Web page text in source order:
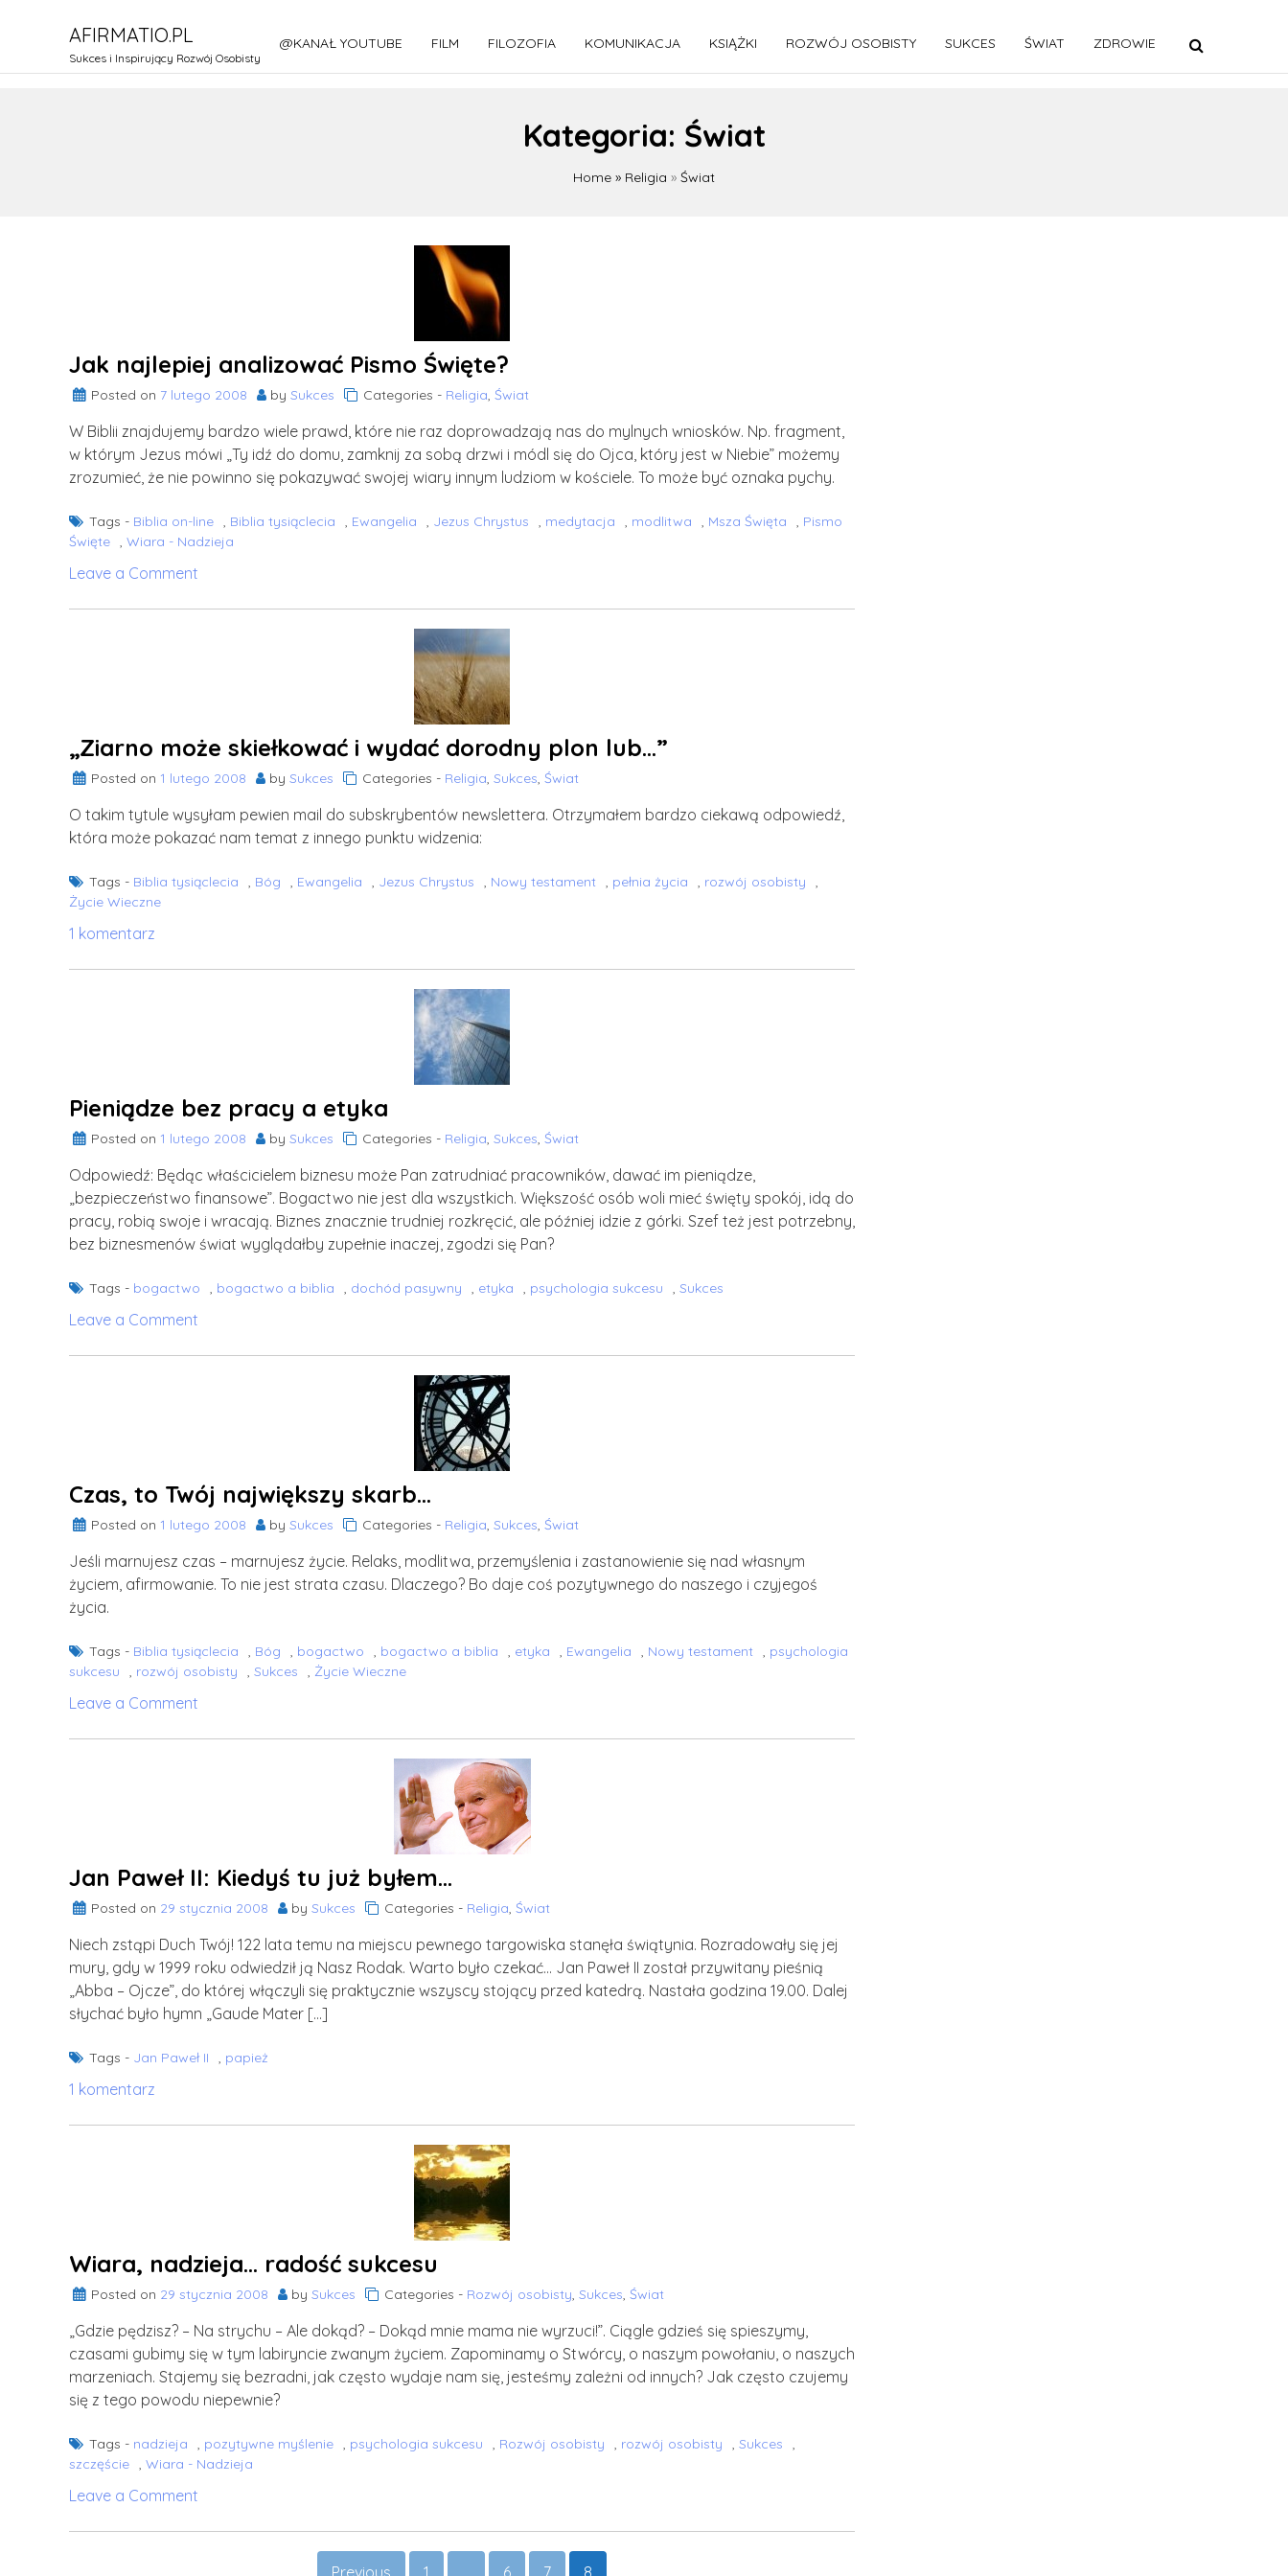
AFIRMATIO.PL
Sukces i Inspirujący Rozwój Osobisty
@KANAŁ YOUTUBE FILM FILOZOFIA KOMUNIKACJA KSIĄŻKI ROZWÓJ OSOBISTY SUKCES ŚWIAT ZDROWIE
Kategoria: Świat
Home » Religia » Świat
Jak najlepiej analizować Pismo Święte?
Posted on 7 lutego 2008 by Sukces Categories - Religia, Świat
W Biblii znajdujemy bardzo wiele prawd, które nie raz doprowadzają nas do mylnych wniosków. Np. fragment,
w którym Jezus mówi „Ty idź do domu, zamknij za sobą drzwi i módl się do Ojca, który jest w Niebie” możemy
zrozumieć, że nie powinno się pokazywać swojej wiary innym ludziom w kościele. To może być oznaka pychy.
Tags - Biblia on-line , Biblia tysiąclecia , Ewangelia , Jezus Chrystus , medytacja , modlitwa , Msza Święta , Pismo
Święte , Wiara - Nadzieja
Leave a Comment
„Ziarno może skiełkować i wydać dorodny plon lub…”
Posted on 1 lutego 2008 by Sukces Categories - Religia, Sukces, Świat
O takim tytule wysyłam pewien mail do subskrybentów newslettera. Otrzymałem bardzo ciekawą odpowiedź,
która może pokazać nam temat z innego punktu widzenia:
Tags - Biblia tysiąclecia , Bóg , Ewangelia , Jezus Chrystus , Nowy testament , pełnia życia , rozwój osobisty
,
Życie Wieczne
1 komentarz
lub…”
Pieniądze bez pracy a etyka
Posted on 1 lutego 2008 by Sukces Categories - Religia, Sukces, Świat
Odpowiedź: Będąc właścicielem biznesu może Pan zatrudniać pracowników, dawać im pieniądze,
„bezpieczeństwo finansowe”. Bogactwo nie jest dla wszystkich. Większość osób woli mieć święty spokój, idą do
pracy, robią swoje i wracają. Biznes znacznie trudniej rozkręcić, ale później idzie z górki. Szef też jest potrzebny,
bez biznesmenów świat wyglądałby zupełnie inaczej, zgodzi się Pan?
Tags - bogactwo , bogactwo a biblia , dochód pasywny , etyka , psychologia sukcesu , Sukces
Leave a Comment
Czas, to Twój największy skarb…
Posted on 1 lutego 2008 by Sukces Categories - Religia, Sukces, Świat
Jeśli marnujesz czas – marnujesz życie. Relaks, modlitwa, przemyślenia i zastanowienie się nad własnym
życiem, afirmowanie. To nie jest strata czasu. Dlaczego? Bo daje coś pozytywnego do naszego i czyjegoś
życia.
Tags - Biblia tysiąclecia , Bóg , bogactwo , bogactwo a biblia , etyka , Ewangelia , Nowy testament , psychologia
sukcesu
, rozwój osobisty , Sukces , Życie Wieczne
Leave a Comment
Jan Paweł II: Kiedyś tu już byłem…
Posted on 29 stycznia 2008 by Sukces Categories - Religia, Świat
Niech zstąpi Duch Twój! 122 lata temu na miejscu pewnego targowiska stanęła świątynia. Rozradowały się jej
mury, gdy w 1999 roku odwiedził ją Nasz Rodak. Warto było czekać… Jan Paweł II został przywitany pieśnią
„Abba – Ojcze”, do której włączyli się praktycznie wszyscy stojący przed katedrą. Nastała godzina 19.00. Dalej
słychać było hymn „Gaude Mater […]
Tags - Jan Paweł II , papież
1 komentarz
Wiara, nadzieja… radość sukcesu
Posted on 29 stycznia 2008 by Sukces Categories - Rozwój osobisty, Sukces, Świat
„Gdzie pędzisz? – Na strychu – Ale dokąd? – Dokąd mnie mama nie wyrzuci!”. Ciągle gdzieś się spieszymy,
czasami gubimy się w tym labiryncie zwanym życiem. Zapominamy o Stwórcy, o naszym powołaniu, o naszych
marzeniach. Stajemy się bezradni, jak często wydaje nam się, jesteśmy zależni od innych? Jak często czujemy
się z tego powodu niepewnie?
Tags - nadzieja , pozytywne myślenie , psychologia sukcesu , Rozwój osobisty , rozwój osobisty , Sukces
,
szczęście , Wiara - Nadzieja
Leave a Comment
Previous 1 6 7 8